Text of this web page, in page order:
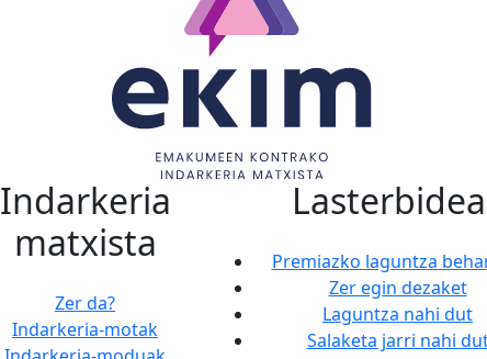
Indarkeria
matxista
Zer da?
Indarkeria-motak
Premiazko laguntza
Zer egin dezaket
Laguntza nahi dut
Salaketa jarri nahi